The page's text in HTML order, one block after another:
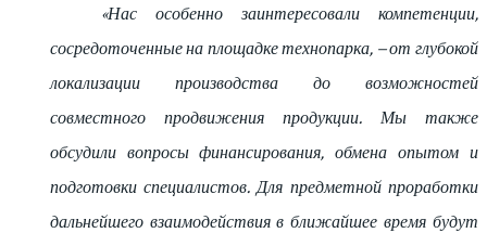
«Нас особенно заинтересовали компетенции,
сосредоточенные на площадке технопарка, – от глубокой
локализации производства до возможностей
совместного продвижения продукции. Мы также
обсудили вопросы финансирования, обмена опытом и
подготовки специалистов. Для предметной проработки
дальнейшего взаимодействия в ближайшее время будут